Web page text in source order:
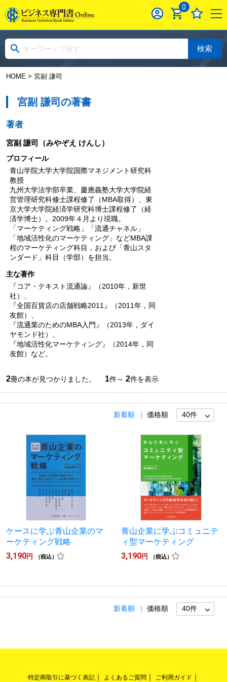
0
検索
HOME> 宮副 謙司
宮副 謙司の著書
著者
宮副 謙司 （みやぞえ けんし）
プロフィール
青山学院大学大学院国際マネジメント研究科
教授
九州大学法学部卒業、慶應義塾大学大学院経
営管理研究科修士課程修了（MBA取得）、東
京大学大学院経済学研究科博士課程修了（経
済学博士）。2009年４月より現職。
「マーケティング戦略」「流通チャネル」
「地域活性化のマーケティング」などMBA課
程のマーケティング科目，および「青山スタ
ンダード」科目（学部）を担当。
主な著作
『コア・テキスト流通論』（2010年，新世
社）、
『全国百貨店の店舗戦略2011』（2011年，同
友館）、
『流通業のためのMBA入門』（2013年，ダイ
ヤモンド社）、
『地域活性化マーケティング』（2014年，同
友館）など。
2冊の本が見つかりました。 1件～ 2件を表示
新着順 価格順
ケースに学ぶ青山企業のマ
ーケティング戦略
3,190円 （税込）
青山企業に学ぶコミュニテ
ィ型マーケティング
3,190円 （税込）
新着順 価格順
特定商取引に基づく表記 よくあるご質問 ご利用ガイド